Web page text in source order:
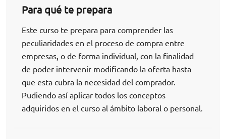
Para qué te prepara
Este curso te prepara para comprender las
peculiaridades en el proceso de compra entre
empresas, o de forma individual, con la finalidad
de poder intervenir modificando la oferta hasta
que esta cubra la necesidad del comprador.
Pudiendo así aplicar todos los conceptos
adquiridos en el curso al ámbito laboral o personal.